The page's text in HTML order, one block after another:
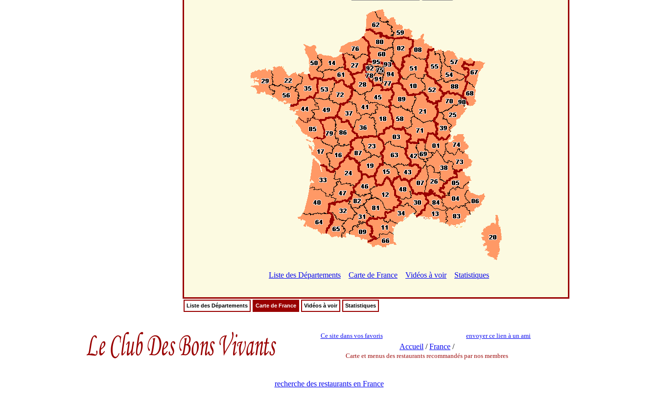
Liste des Départements Carte de France Vidéos à voir Statistiques
Liste des Départements Carte de France Vidéos à voir Statistiques
Ce site dans vos favoris envoyer ce lien à un ami
Accueil /France /
Carte et menus des restaurants recommandés par nos membres
recherche des restaurants en France